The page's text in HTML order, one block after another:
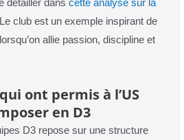
détailler dans cette analyse sur la
club est un exemple inspirant de
allie passion, discipline et
ont permis à l’US
en D3
D3 repose sur une structure